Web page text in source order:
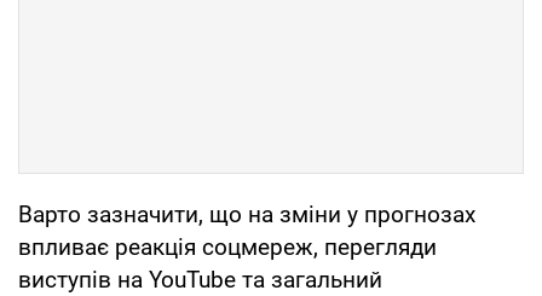
Варто зазначити, що на зміни у прогнозах
впливає реакція соцмереж, перегляди
виступів на YouTube та загальний